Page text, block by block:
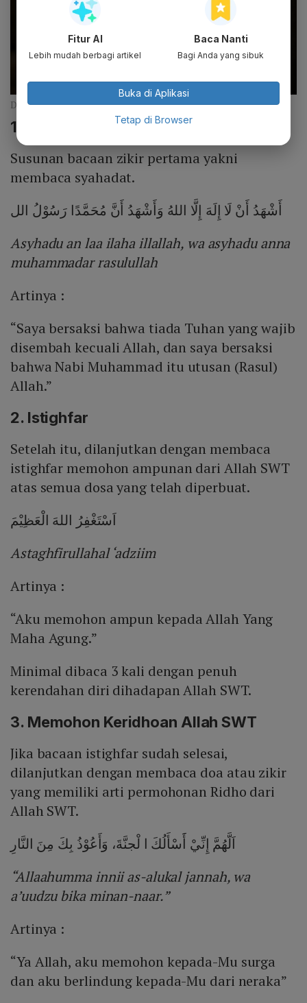
Doa Setelah Selesai Sholat Witir (Unsplash)
1. Syahadat
Susunan bacaan zikir pertama yakni
membaca syahadat.
أَشْهَدُ أَنْ لَا إِلَهَ إِلَّا اللهُ وَأَشْهَدُ أَنَّ مُحَمَّدًا رَسُوْلُ الل
Asyhadu an laa ilaha illallah, wa asyhadu anna
muhammadar rasulullah
Artinya :
“Saya bersaksi bahwa tiada Tuhan yang wajib
disembah kecuali Allah, dan saya bersaksi
bahwa Nabi Muhammad itu utusan (Rasul)
Allah.”
2. Istighfar
Setelah itu, dilanjutkan dengan membaca
istighfar memohon ampunan dari Allah SWT
atas semua dosa yang telah diperbuat.
اَسْتَغْفِرُ اللهَ الْعَظِيْمَ
Astaghfirullahal ‘adziim
Artinya :
“Aku memohon ampun kepada Allah Yang
Maha Agung.”
Minimal dibaca 3 kali dengan penuh
kerendahan diri dihadapan Allah SWT.
3. Memohon Keridhoan Allah SWT
Jika bacaan istighfar sudah selesai,
dilanjutkan dengan membaca doa atau zikir
yang memiliki arti permohonan Ridho dari
Allah SWT.
اَلَّهُمَّ إِنِّيْ أََسْأَلُكَ ا لْجنَّةَ، وَأَعُوْذُ بِكَ مِنَ النَّارِ
“Allaahumma innii as-alukal jannah, wa
a’uudzu bika minan-naar.”
Artinya :
“Ya Allah, aku memohon kepada-Mu surga
dan aku berlindung kepada-Mu dari neraka”
Fitur AI
Lebih mudah berbagi artikel
Baca Nanti
Bagi Anda yang sibuk
Buka di Aplikasi
Tetap di Browser